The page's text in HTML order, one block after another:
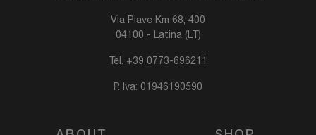
Via Piave Km 68, 400
04100 - Latina (LT)
Tel. +39 0773-696211
P. Iva: 01946190590